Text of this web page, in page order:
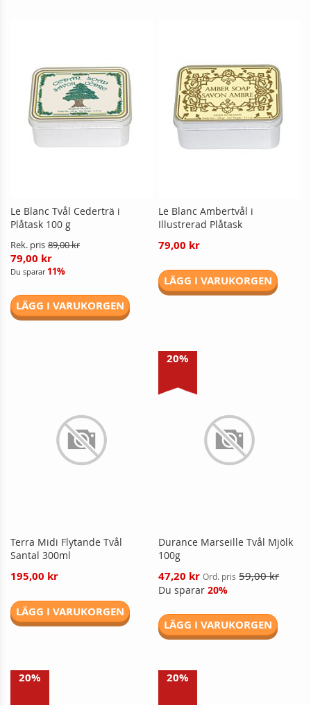
Le Blanc Tvål Cederträ i
Plåtask 100 g
Rek. pris 89,00 kr
79,00 kr
Du sparar 11%
LÄGG I VARUKORGEN
Le Blanc Ambertvål i
Illustrerad Plåtask
79,00 kr
LÄGG I VARUKORGEN
Terra Midi Flytande Tvål
Santal 300ml
195,00 kr
LÄGG I VARUKORGEN
20%
Durance Marseille Tvål Mjölk
100g
Reducerat
pris
47,20 kr Ord. pris 59,00 kr
Du sparar 20%
LÄGG I VARUKORGEN
20% 20%